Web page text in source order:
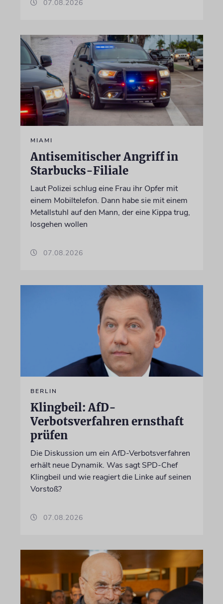
07.08.2026
MIAMI
Antisemitischer Angriff in
Starbucks-Filiale
Laut Polizei schlug eine Frau ihr Opfer mit
einem Mobiltelefon. Dann habe sie mit einem
Metallstuhl auf den Mann, der eine Kippa trug,
losgehen wollen
07.08.2026
BERLIN
Klingbeil: AfD-
Verbotsverfahren ernsthaft
prüfen
Die Diskussion um ein AfD-Verbotsverfahren
erhält neue Dynamik. Was sagt SPD-Chef
Klingbeil und wie reagiert die Linke auf seinen
Vorstoß?
07.08.2026